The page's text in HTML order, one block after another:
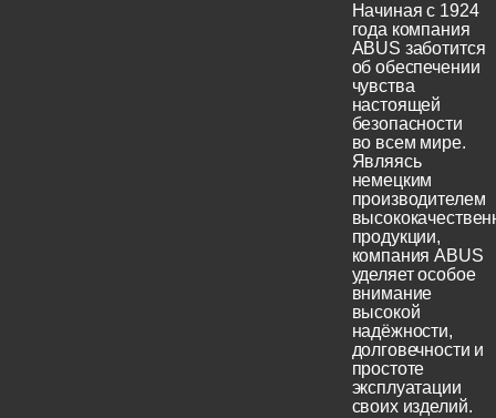
Начиная с 1924
года компания
ABUS заботится
об обеспечении
чувства
настоящей
безопасности
во всем мире.
Являясь
немецким
производителем
продукции,
компания ABUS
уделяет особое
внимание
высокой
надёжности,
долговечности и
простоте
эксплуатации
своих изделий.